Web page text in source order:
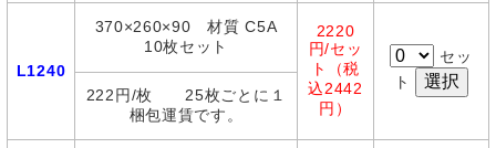
L1240
370×260×90 材質 C5A
10枚セット
2220
円/セッ
ト（税
込2442
円）
セッ
ト
222円/枚 25枚ごとに１
梱包運賃です。